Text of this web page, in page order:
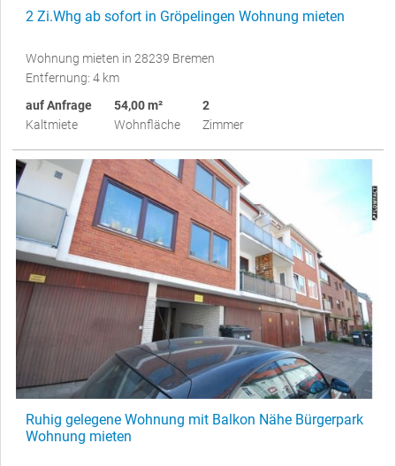
2 Zi.Whg ab sofort in Gröpelingen Wohnung mieten
Wohnung mieten in 28239 Bremen
Entfernung: 4 km
auf Anfrage
Kaltmiete
54,00 m²
Wohnfläche
2
Zimmer
Ruhig gelegene Wohnung mit Balkon Nähe Bürgerpark
Wohnung mieten